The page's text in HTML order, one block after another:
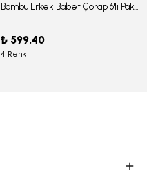
Bambu Erkek Babet Çorap 6'lı Paket -J-08
₺ 599.40
4 Renk